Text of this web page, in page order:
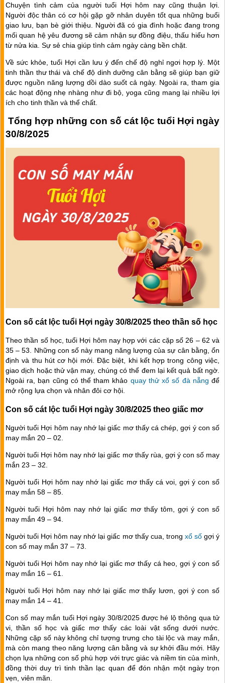
Chuyện tình cảm của người tuổi Hợi hôm nay cũng thuận lợi.
Người độc thân có cơ hội gặp gỡ nhân duyên tốt qua những buổi
giao lưu, bạn bè giới thiệu. Người đã có gia đình hoặc đang trong
mối quan hệ yêu đương sẽ cảm nhận sự đồng điệu, thấu hiểu hơn
từ nửa kia. Sự sẻ chia giúp tình cảm ngày càng bền chặt.
Về sức khỏe, tuổi Hợi cần lưu ý đến chế độ nghỉ ngơi hợp lý. Một
tinh thần thư thái và chế độ dinh dưỡng cân bằng sẽ giúp bạn giữ
được nguồn năng lượng dồi dào suốt cả ngày. Ngoài ra, tham gia
các hoạt động nhẹ nhàng như đi bộ, yoga cũng mang lại nhiều lợi
ích cho tinh thần và thể chất.
Tổng hợp những con số cát lộc tuổi Hợi ngày
30/8/2025
Con số cát lộc tuổi Hợi ngày 30/8/2025 theo thần số học
Theo thần số học, tuổi Hợi hôm nay hợp với các cặp số 26 – 62 và
35 – 53. Những con số này mang năng lượng của sự cân bằng, ổn
định và thu hút cơ hội mới. Đặc biệt, khi kết hợp trong công việc,
giao dịch hoặc thử vận may, chúng có thể đem lại kết quả bất ngờ.
Ngoài ra, bạn cũng có thể tham khảo quay thử xổ số đà nẵng để
mở rộng lựa chọn và nhân đôi cơ hội.
Con số cát lộc tuổi Hợi ngày 30/8/2025 theo giấc mơ
Người tuổi Hợi hôm nay nhớ lại giấc mơ thấy cá chép, gợi ý con số
may mắn 20 – 02.
Người tuổi Hợi hôm nay nhớ lại giấc mơ thấy rùa, gợi ý con số may
mắn 23 – 32.
Người tuổi Hợi hôm nay nhớ lại giấc mơ thấy cá voi, gợi ý con số
may mắn 58 – 85.
Người tuổi Hợi hôm nay nhớ lại giấc mơ thấy tôm, gợi ý con số
may mắn 49 – 94.
Người tuổi Hợi hôm nay nhớ lại giấc mơ thấy cua, trong xổ sốgợi ý
con số may mắn 37 – 73.
Người tuổi Hợi hôm nay nhớ lại giấc mơ thấy cá heo, gợi ý con số
may mắn 16 – 61.
Người tuổi Hợi hôm nay nhớ lại giấc mơ thấy lươn, gợi ý con số
may mắn 14 – 41.
Con số may mắn tuổi Hợi ngày 30/8/2025 được hé lộ thông qua tử
vi, thần số học và giấc mơ thấy các loài vật sống dưới nước.
Những cặp số này không chỉ tượng trưng cho tài lộc và may mắn,
mà còn mang theo năng lượng cân bằng và sự khởi đầu mới. Hãy
chọn lựa những con số phù hợp với trực giác và niềm tin của mình,
đồng thời duy trì tinh thần lạc quan để đón nhận một ngày trọn
vẹn, viên mãn.